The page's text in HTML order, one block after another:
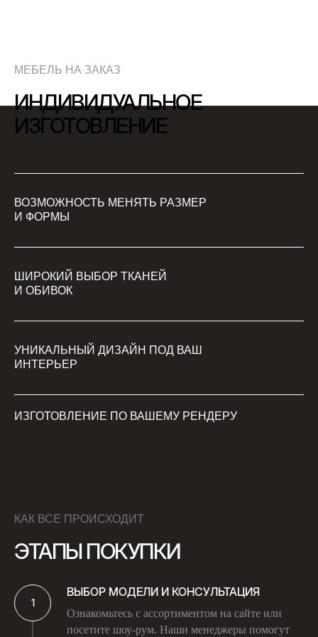
МЕБЕЛЬ НА ЗАКАЗ
ИНДИВИДУАЛЬНОЕ
ИЗГОТОВЛЕНИЕ
ВОЗМОЖНОСТЬ МЕНЯТЬ РАЗМЕР
И ФОРМЫ
ШИРОКИЙ ВЫБОР ТКАНЕЙ
И ОБИВОК
УНИКАЛЬНЫЙ ДИЗАЙН ПОД ВАШ
ИНТЕРЬЕР
ИЗГОТОВЛЕНИЕ ПО ВАШЕМУ РЕНДЕРУ
КАК ВСЕ ПРОИСХОДИТ
ЭТАПЫ ПОКУПКИ
ВЫБОР МОДЕЛИ И КОНСУЛЬТАЦИЯ
Ознакомьтесь с ассортиментом на сайте или
посетите шоу-рум. Наши менеджеры помогут